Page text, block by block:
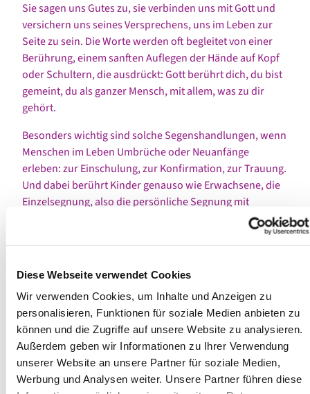
Diese Webseite verwendet Cookies
Wir verwenden Cookies, um Inhalte und Anzeigen zu
personalisieren, Funktionen für soziale Medien anbieten zu
können und die Zugriffe auf unsere Website zu analysieren.
Außerdem geben wir Informationen zu Ihrer Verwendung
unserer Website an unsere Partner für soziale Medien,
Werbung und Analysen weiter. Unsere Partner führen diese
Sie sagen uns Gutes zu, sie verbinden uns mit Gott und
versichern uns seines Versprechens, uns im Leben zur
Seite zu sein. Die Worte werden oft begleitet von einer
Berührung, einem sanften Auflegen der Hände auf Kopf
oder Schultern, die ausdrückt: Gott berührt dich, du bist
gemeint, du als ganzer Mensch, mit allem, was zu dir
gehört.
Besonders wichtig sind solche Segenshandlungen, wenn
Menschen im Leben Umbrüche oder Neuanfänge
erleben: zur Einschulung, zur Konfirmation, zur Trauung.
Und dabei berührt Kinder genauso wie Erwachsene, die
Einzelsegnung, also die persönliche Segnung mit
Auch in Zeiten der Krise bestärkt der Segen Menschen
der Kontaktbeschränkung sind Begegnungen, die
Segnungen möglich machen, leider besonders rar. Aber
auch der Segenszuspruch in einem Gottesdienst, der per
Bildschirm übertragen wird, ist ein „echter“ Segen.
Mit unseren Konfirmanden beenden wir die
Konfirmandentreffen, die jetzt online stattfinden, wie
immer mit der Bitte um den Segen. Während wir vorher